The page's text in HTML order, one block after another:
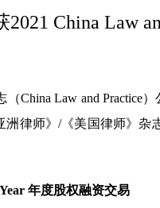
2021 China Law
China Law and
洲律师》/《美国律师》
年度股权融资交易